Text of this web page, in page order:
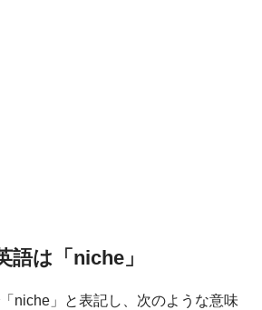
語は「niche」
niche」と表記し、次のような意味